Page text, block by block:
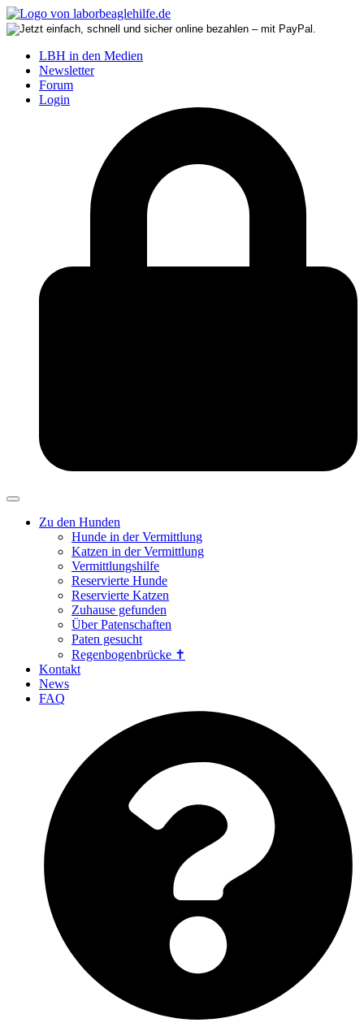
LBH in den Medien
Newsletter
Forum
Login
Zu den Hunden
Hunde in der Vermittlung
Katzen in der Vermittlung
Vermittlungshilfe
Reservierte Hunde
Reservierte Katzen
Zuhause gefunden
Über Patenschaften
Paten gesucht
Regenbogenbrücke ✝
Kontakt
News
FAQ